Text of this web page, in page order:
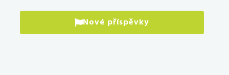
Nové příspěvky